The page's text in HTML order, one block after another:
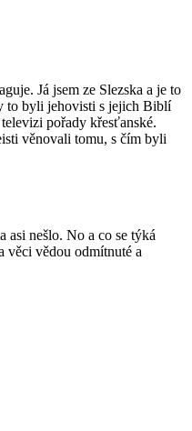
Já jsem ze Slezska a je to
to byli jehovisti s jejich Biblí
pořady křesťanské.
věnovali tomu, s čím byli
asi nešlo. No a co se týká
věci vědou odmítnuté a